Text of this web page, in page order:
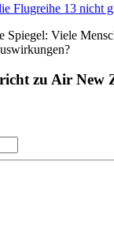
Flugreihe 13 nicht
Spiegel: Viele
zu Air New